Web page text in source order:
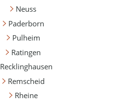
Neuss
Paderborn
Pulheim
Ratingen
Recklinghausen
Remscheid
Rheine